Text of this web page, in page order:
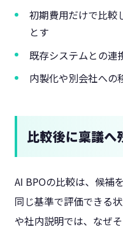
初期費用だけで比較
とす
既存システムとの連
内製化や別会社への
比較後に稟議へ
AI BPOの比較は、候補
同じ基準で評価できる
や社内説明では、なぜ